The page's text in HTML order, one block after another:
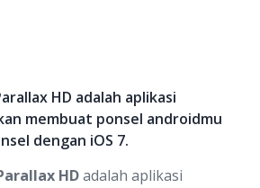
HD adalah aplikasi
membuat ponsel androidmu
dengan iOS 7.
HDadalah aplikasi